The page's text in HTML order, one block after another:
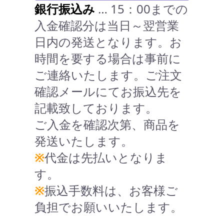
銀行振込み … 15：00までの
入金確認分は当日～翌営業
日内の発送となります。お
時間を要する場合は事前に
ご連絡いたします。ご注文
確認メールにてお振込先を
記載致しております。
ご入金を確認次第、商品を
発送いたします。
※代金は先払いとなりま
す。
※振込手数料は、お客様ご
負担でお願いいたします。